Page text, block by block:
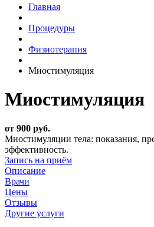
Главная
Процедуры
Физиотерапия
Миостимуляция
Миостимуляция
от 900 руб.
Миостимуляции тела: показания,
эффективность.
Запись на приём
Описание
Врачи
Цены
Отзывы
Другие услуги